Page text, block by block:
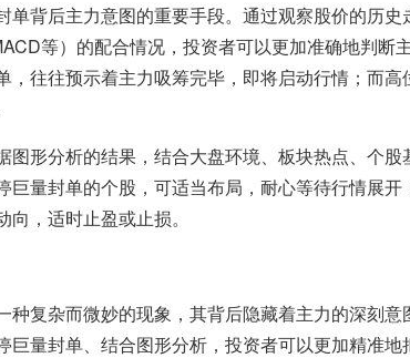
单背后主力意图的重要手段。通过观察股价的历
等）的配合情况，投资者可以更加准确地判断
，往往预示着主力吸筹完毕，即将启动行情；而
图形分析的结果，结合大盘环境、板块热点、个
巨量封单的个股，可适当布局，耐心等待行情展
，适时止盈或止损。
种复杂而微妙的现象，其背后隐藏着主力的深刻
巨量封单、结合图形分析，投资者可以更加精准